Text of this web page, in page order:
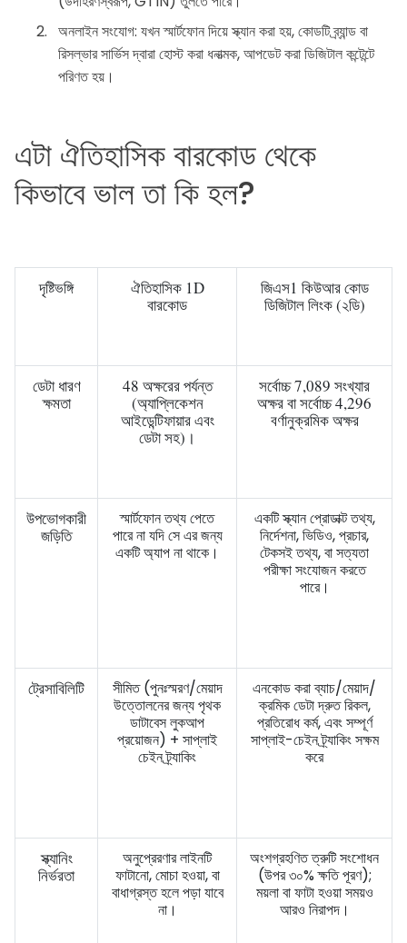
অনলাইন সংযোগ: যখন স্মার্টফোন দিয়ে স্ক্যান করা হয়, কোডটি ব্র্যান্ড বা
রিসল্ভার সার্ভিস দ্বারা হোস্ট করা ধনাত্মক, আপডেট করা ডিজিটাল কন্টেন্টে
পরিণত হয়।
এটা ঐতিহাসিক বারকোড থেকে
কিভাবে ভাল তা কি হল?
দৃষ্টিভঙ্গি
ঐতিহাসিক 1D
বারকোড
জিএস1 কিউআর কোড
ডিজিটাল লিংক (২ডি)
ডেটা ধারণ
ক্ষমতা
48 অক্ষরের পর্যন্ত
(অ্যাপ্লিকেশন
আইডেন্টিফায়ার এবং
ডেটা সহ)।
সর্বোচ্চ 7,089 সংখ্যার
অক্ষর বা সর্বোচ্চ 4,296
বর্ণানুক্রমিক অক্ষর
উপভোগকারী
জড়িতি
স্মার্টফোন তথ্য পেতে
পারে না যদি সে এর জন্য
একটি অ্যাপ না থাকে।
একটি স্ক্যান প্রোডাক্ট তথ্য,
নির্দেশনা, ভিডিও, প্রচার,
টেকসই তথ্য, বা সত্যতা
পরীক্ষা সংযোজন করতে
পারে।
ট্রেসাবিলিটি
সীমিত (পুনঃস্মরণ/মেয়াদ
উত্তোলনের জন্য পৃথক
ডাটাবেস লুকআপ
প্রয়োজন) + সাপ্লাই
চেইন ট্র্যাকিং
এনকোড করা ব্যাচ/মেয়াদ/
ক্রমিক ডেটা দ্রুত রিকল,
প্রতিরোধ কর্ম, এবং সম্পূর্ণ
সাপ্লাই-চেইন ট্র্যাকিং সক্ষম
করে
স্ক্যানিং
নির্ভরতা
অনুপ্রেরণার লাইনটি
ফাটানো, মোচা হওয়া, বা
বাধাগ্রস্ত হলে পড়া যাবে
না।
অংশগ্রহণিত ত্রুটি সংশোধন
(উপর ৩০% ক্ষতি পূরণ);
ময়লা বা ফাটা হওয়া সময়ও
আরও নিরাপদ।